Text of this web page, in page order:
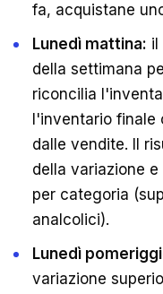
fa, acquistane
Lunedì mattina: il
della settimana
riconcilia
l'inventario
dalle vendite. Il
della variazione
per categoria
analcolici).
Lunedì
variazione